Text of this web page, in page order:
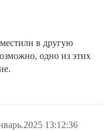
в другую
одно из этих
13:12:36